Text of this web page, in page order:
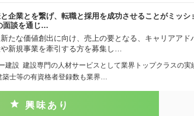
企業とを繋げ、転職と採用を成功させることがミッシ
面談を通じ…
たな価値創出に向け、売上の要となる、キャリアアド
新規事業を牽引する方を募集し…
建設 建設専門の人材サービスとして業界トップクラスの実
士等の有資格者登録数も業界…
興味あり